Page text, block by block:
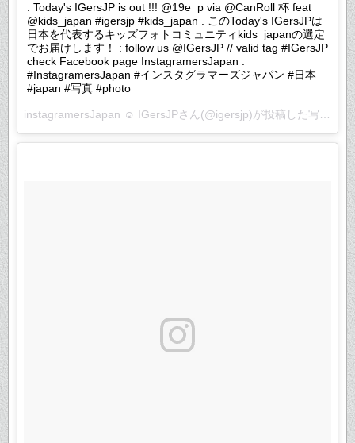
. Today's IGersJP is out !!! @19e_p via @CanRoll 杯 feat
@kids_japan #igersjp #kids_japan . このToday's IGersJPは
日本を代表するキッズフォトコミュニティkids_japanの選定
でお届けします！ : follow us @IGersJP // valid tag #IGersJP
check Facebook page InstagramersJapan :
#InstagramersJapan #インスタグラマーズジャパン #日本
#japan #写真 #photo